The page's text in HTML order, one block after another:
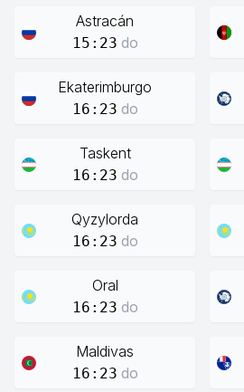
Astracán
15:23 do
Ekaterimburgo
16:23 do
Taskent
16:23 do
Qyzylorda
16:23 do
Oral
16:23 do
Maldivas
16:23 do